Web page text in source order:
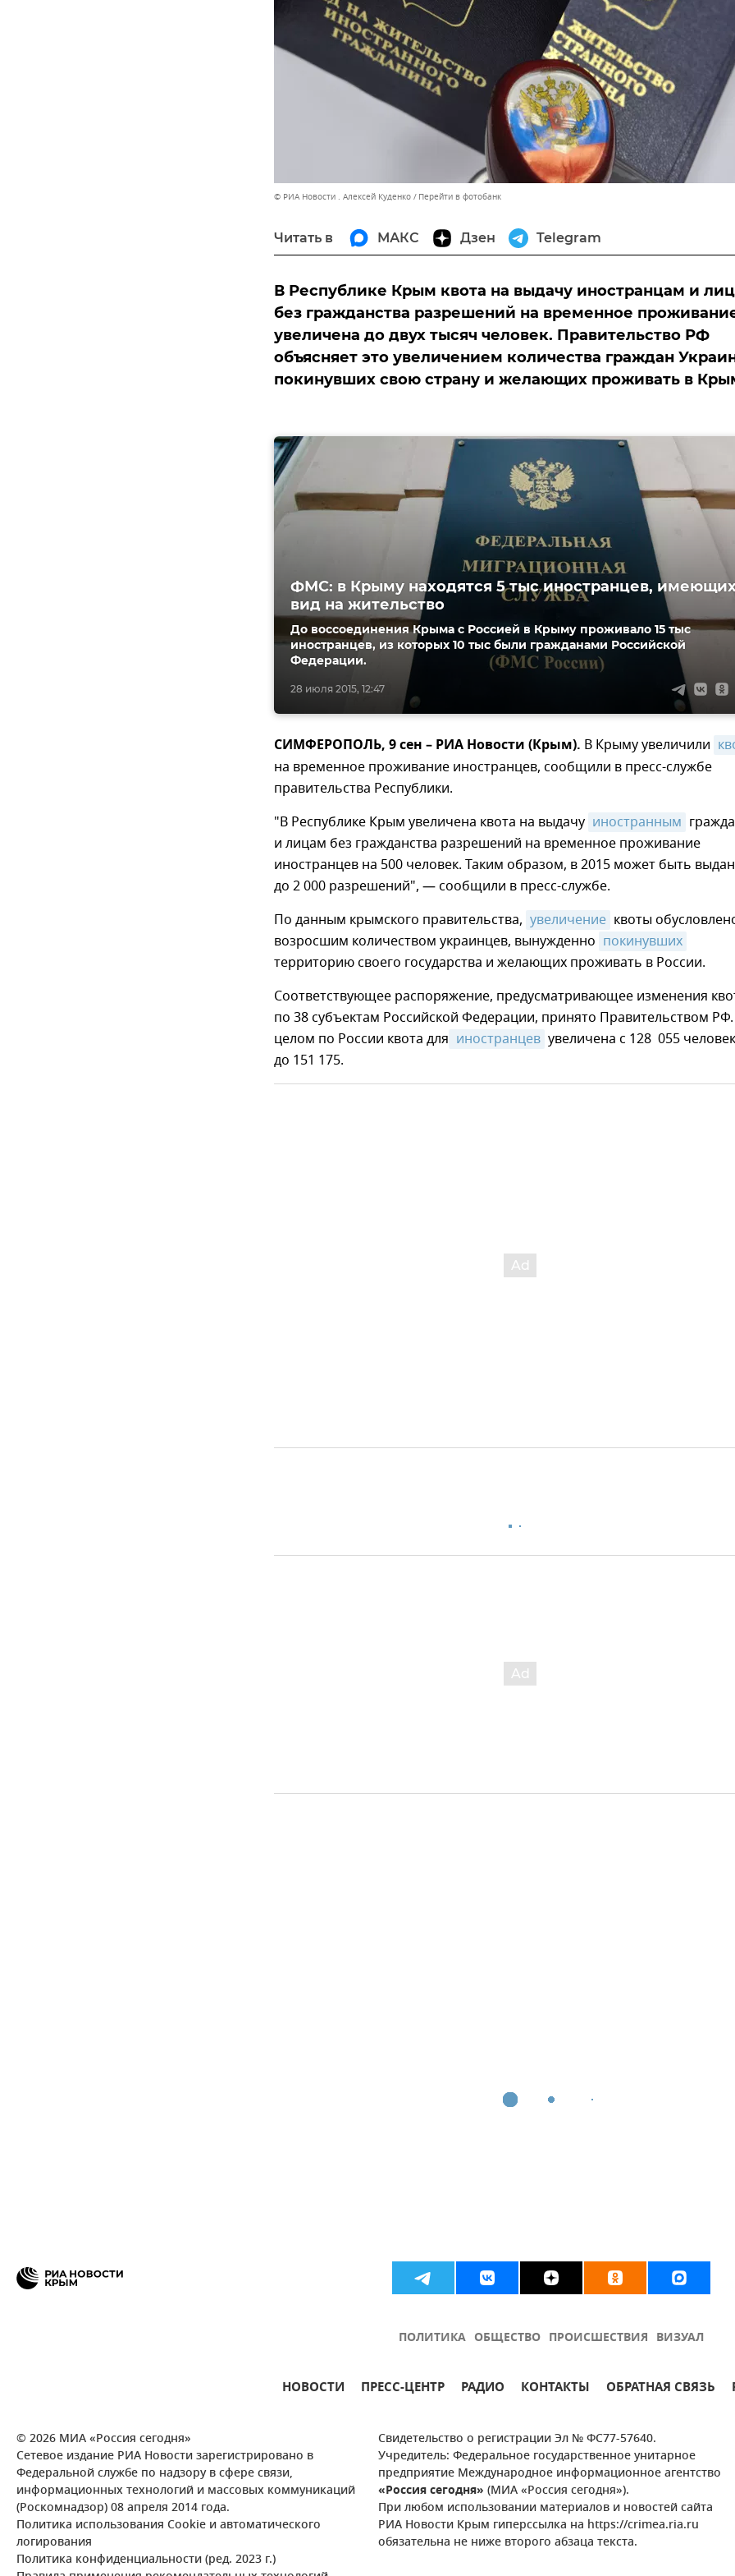
© РИА Новости . Алексей Куденко Перейти в фотобанк
Читать в МАКС Дзен Telegram
В Республике Крым квота на выдачу иностранцам и
без гражданства разрешений на временное
увеличена до двух тысяч человек. Правительство РФ
объясняет это увеличением количества граждан
покинувших свою страну и желающих проживать в
28 июля 2015, 12:47
ФМС: в Крыму находятся 5 тыс иностранцев,
вид на жительство
До воссоединения Крыма с Россией в Крыму проживало 15 тыс
иностранцев, из которых 10 тыс были гражданами Российской
Федерации.
СИМФЕРОПОЛЬ, 9 сен – РИА Новости (Крым). В Крыму увеличили
на временное проживание иностранцев, сообщили в пресс-службе
правительства Республики.
"В Республике Крым увеличена квота на выдачу иностранным
и лицам без гражданства разрешений на временное проживание
иностранцев на 500 человек. Таким образом, в 2015 может быть
до 2 000 разрешений", — сообщили в пресс-службе.
По данным крымского правительства, увеличение квоты
возросшим количеством украинцев, вынужденно покинувших
территорию своего государства и желающих проживать в России.
Соответствующее распоряжение, предусматривающее изменения
по 38 субъектам Российской Федерации, принято Правительством
целом по России квота для иностранцев увеличена с 128 055 человек
до 151 175.
ПОЛИТИКА ОБЩЕСТВО ПРОИСШЕСТВИЯ ВИЗУАЛ
НОВОСТИ ПРЕСС-ЦЕНТР РАДИО КОНТАКТЫ ОБРАТНАЯ СВЯЗЬ
© 2026 МИА «Россия сегодня»
Сетевое издание РИА Новости зарегистрировано в
Федеральной службе по надзору в сфере связи,
информационных технологий и массовых коммуникаций
(Роскомнадзор) 08 апреля 2014 года.
Политика использования Cookie и автоматического
логирования
Политика конфиденциальности (ред. 2023 г.)
Свидетельство о регистрации Эл № ФС77-57640.
Учредитель: Федеральное государственное унитарное
предприятие Международное информационное агентство
«Россия сегодня» (МИА «Россия сегодня»).
При любом использовании материалов и новостей сайта
РИА Новости Крым гиперссылка на https://crimea.ria.ru
обязательна не ниже второго абзаца текста.